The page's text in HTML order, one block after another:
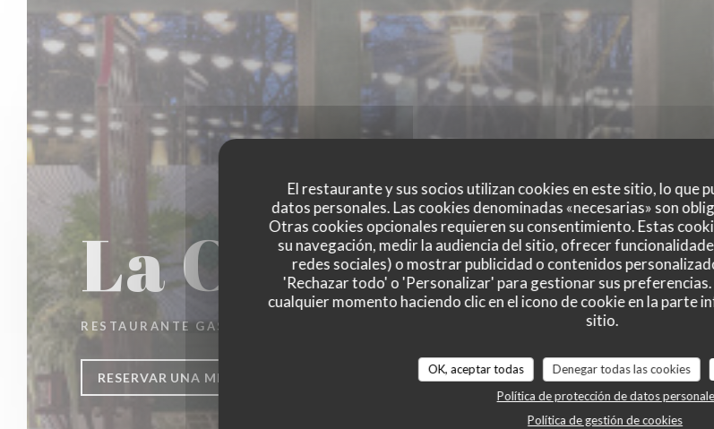
El restaurante y sus socios utilizan cookies en este sitio, lo que
datos personales. Las cookies denominadas «necesarias» son
Otras cookies opcionales requieren su consentimiento. Estas
su navegación, medir la audiencia del sitio, ofrecer
redes sociales) o mostrar publicidad o contenidos
'Rechazar todo' o 'Personalizar' para gestionar sus preferencias.
cualquier momento haciendo clic en el icono de cookie en la parte
sitio.
OK, aceptar todas Denegar todas las cookies
Política de protección de datos
Política de gestión de cookies
La Closerie des
RESTAURANTE GASTRONÓMICO
RESERVAR UNA MESA